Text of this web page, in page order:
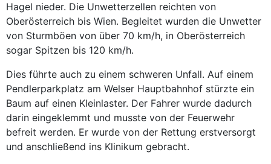
Hagel nieder. Die Unwetterzellen reichten von
Oberösterreich bis Wien. Begleitet wurden die Unwetter
von Sturmböen von über 70 km/h, in Oberösterreich
sogar Spitzen bis 120 km/h.
Dies führte auch zu einem schweren Unfall. Auf einem
Pendlerparkplatz am Welser Hauptbahnhof stürzte ein
Baum auf einen Kleinlaster. Der Fahrer wurde dadurch
darin eingeklemmt und musste von der Feuerwehr
befreit werden. Er wurde von der Rettung erstversorgt
und anschließend ins Klinikum gebracht.